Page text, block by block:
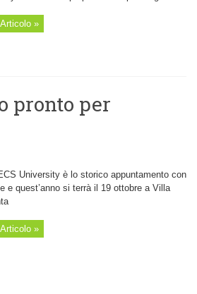
»
pronto per
University è lo storico appuntamento con
e quest’anno si terrà il 19 ottobre a Villa
»